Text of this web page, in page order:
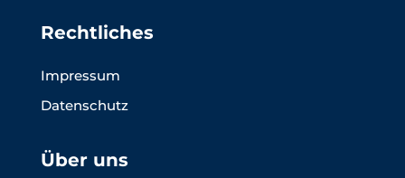
Rechtliches
Impressum
Datenschutz
Über uns